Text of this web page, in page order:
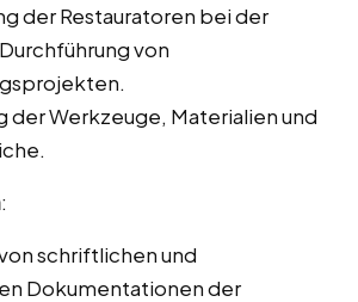
der Restauratoren bei der
von
der Werkzeuge, Materialien und
:
schriftlichen und
Dokumentationen der